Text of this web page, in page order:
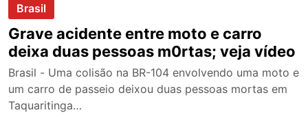
Brasil
Grave acidente entre moto e carro
deixa duas pessoas m0rtas; veja vídeo
Brasil - Uma colisão na BR-104 envolvendo uma moto e
um carro de passeio deixou duas pessoas mortas em
Taquaritinga…